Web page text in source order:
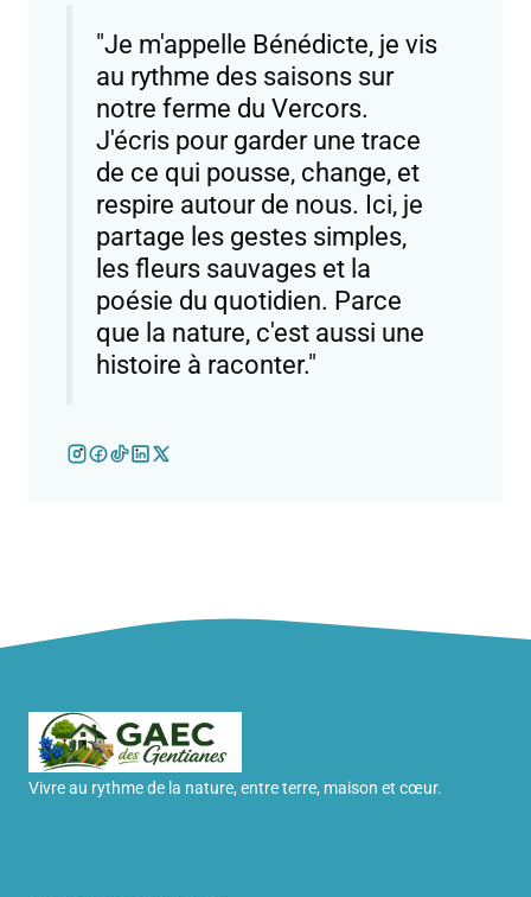
"Je m'appelle Bénédicte, je vis
au rythme des saisons sur
notre ferme du Vercors.
J'écris pour garder une trace
de ce qui pousse, change, et
respire autour de nous. Ici, je
partage les gestes simples,
les fleurs sauvages et la
poésie du quotidien. Parce
que la nature, c'est aussi une
histoire à raconter."
Vivre au rythme de la nature, entre terre, maison et cœur.